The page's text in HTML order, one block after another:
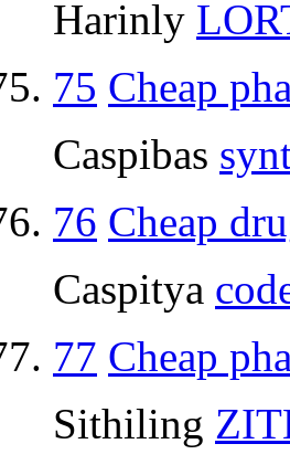
Harinly
75 Cheap
Caspibas
76 Cheap
Caspitya
77 Cheap
Sithiling